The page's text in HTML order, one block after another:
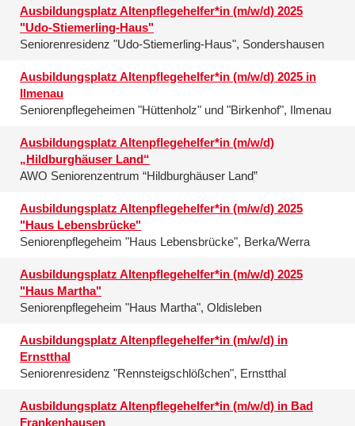
Ausbildungsplatz Altenpflegehelfer*in (m/w/d) 2025
"Udo-Stiemerling-Haus"
Seniorenresidenz "Udo-Stiemerling-Haus", Sondershausen
Ausbildungsplatz Altenpflegehelfer*in (m/w/d) 2025 in
Ilmenau
Seniorenpflegeheimen "Hüttenholz" und "Birkenhof", Ilmenau
Ausbildungsplatz Altenpflegehelfer*in (m/w/d)
„Hildburghäuser Land“
AWO Seniorenzentrum “Hildburghäuser Land”
Ausbildungsplatz Altenpflegehelfer*in (m/w/d) 2025
"Haus Lebensbrücke"
Seniorenpflegeheim "Haus Lebensbrücke", Berka/Werra
Ausbildungsplatz Altenpflegehelfer*in (m/w/d) 2025
"Haus Martha"
Seniorenpflegeheim "Haus Martha", Oldisleben
Ausbildungsplatz Altenpflegehelfer*in (m/w/d) in
Ernstthal
Seniorenresidenz "Rennsteigschlößchen", Ernstthal
Ausbildungsplatz Altenpflegehelfer*in (m/w/d) in Bad
Frankenhausen